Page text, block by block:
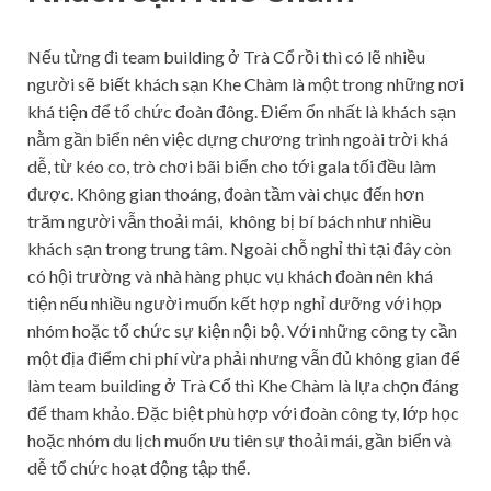
Nếu từng đi team building ở Trà Cổ rồi thì có lẽ nhiều
người sẽ biết khách sạn Khe Chàm là một trong những nơi
khá tiện để tổ chức đoàn đông. Điểm ổn nhất là khách sạn
nằm gần biển nên việc dựng chương trình ngoài trời khá
dễ, từ kéo co, trò chơi bãi biển cho tới gala tối đều làm
được. Không gian thoáng, đoàn tầm vài chục đến hơn
trăm người vẫn thoải mái, không bị bí bách như nhiều
khách sạn trong trung tâm. Ngoài chỗ nghỉ thì tại đây còn
có hội trường và nhà hàng phục vụ khách đoàn nên khá
tiện nếu nhiều người muốn kết hợp nghỉ dưỡng với họp
nhóm hoặc tổ chức sự kiện nội bộ. Với những công ty cần
một địa điểm chi phí vừa phải nhưng vẫn đủ không gian để
làm team building ở Trà Cổ thì Khe Chàm là lựa chọn đáng
để tham khảo. Đặc biệt phù hợp với đoàn công ty, lớp học
hoặc nhóm du lịch muốn ưu tiên sự thoải mái, gần biển và
dễ tổ chức hoạt động tập thể.